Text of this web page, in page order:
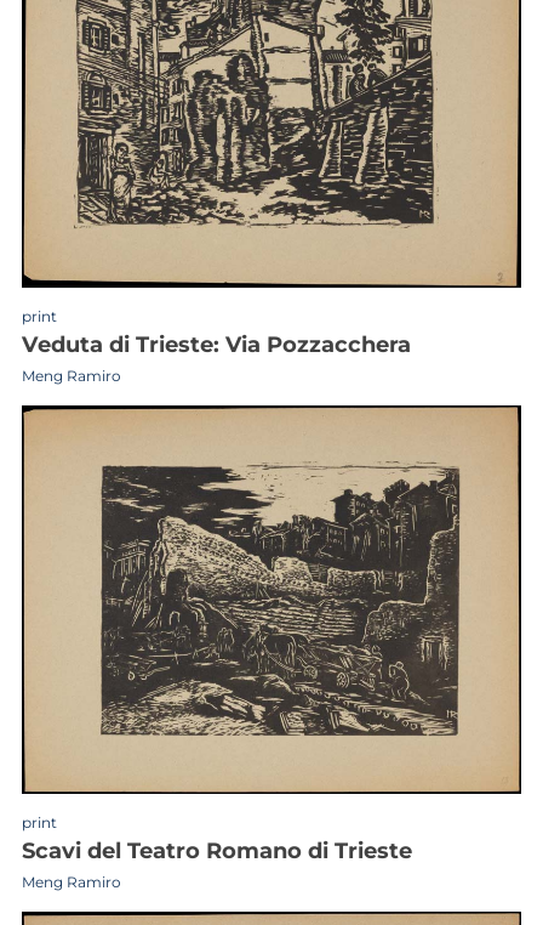
print
veduta di Trieste: Via Pozzacchera
Meng Ramiro
print
scavi del Teatro Romano di Trieste
Meng Ramiro